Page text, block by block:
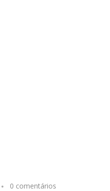
0 comentários